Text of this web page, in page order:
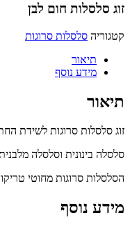
זוג סלסלות חום לבן
קטגוריה סלסלות סרוגות
תיאור
מידע נוסף
תיאור
זוג סלסלות סרוגות לשידת
סלסלה בינונית וסלסלה
הסלסלות סרוגות מחוטי
מידע נוסף